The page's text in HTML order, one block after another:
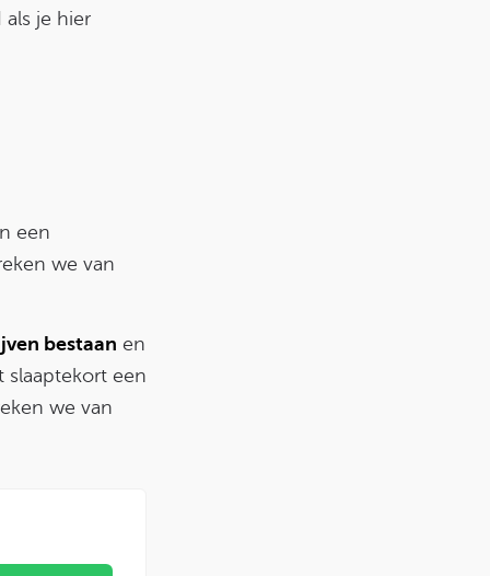
je hier
een
we van
bestaan en
slaaptekort een
we van